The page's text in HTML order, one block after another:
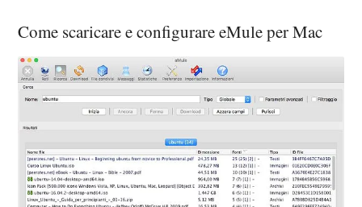
Come scaricare e configurare eMule per Mac